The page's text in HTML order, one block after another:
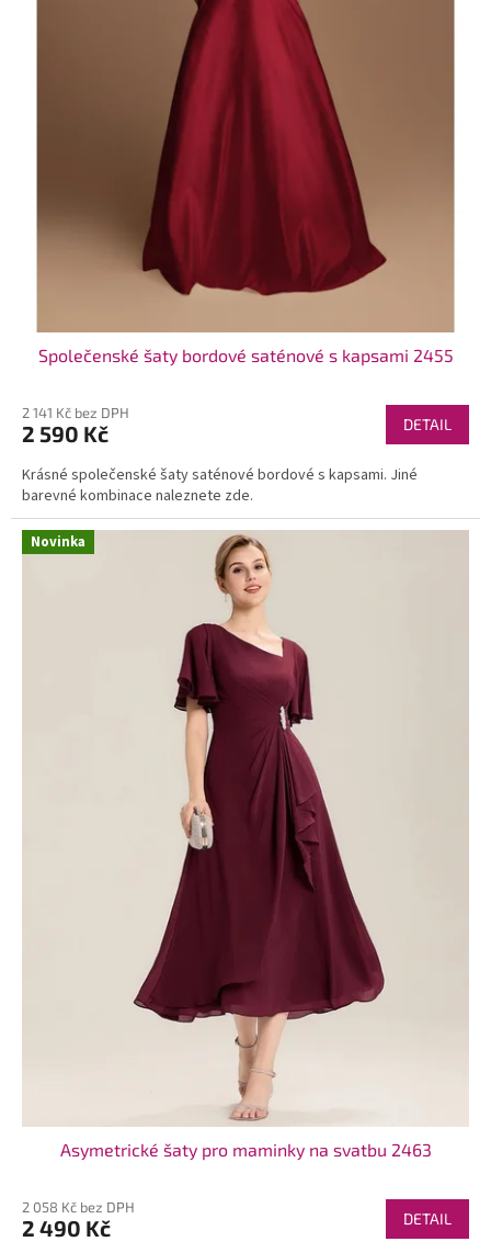
Společenské šaty bordové saténové s kapsami 2455
2 141 Kč bez DPH
2 590 Kč DETAIL
Krásné společenské šaty saténové bordové s kapsami. Jiné
barevné kombinace naleznete zde.
Novinka
Asymetrické šaty pro maminky na svatbu 2463
2 058 Kč bez DPH
2 490 Kč DETAIL